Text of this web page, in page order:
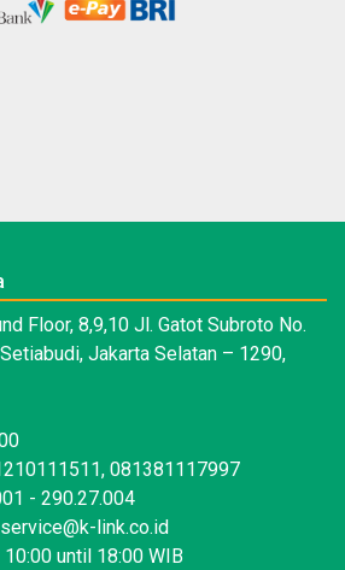
Floor, 8,9,10 Jl. Gatot Subroto No.
Jakarta Selatan – 1290,
081381117997
- 290.27.004
link.co.id
10:00 until 18:00 WIB